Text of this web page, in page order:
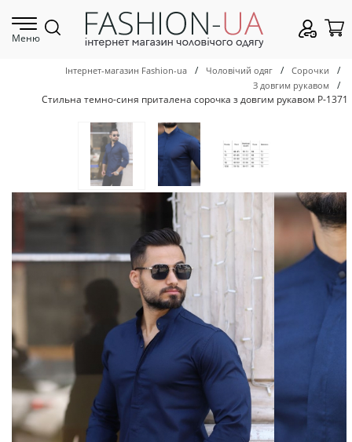
Меню
Інтернет-магазин Fashion-ua / Чоловічий одяг / Сорочки /
З довгим рукавом
/
Стильна темно-синя приталена сорочка з довгим рукавом Р-1371